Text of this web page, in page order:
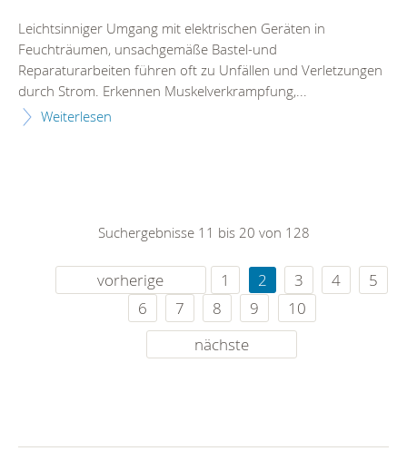
Leichtsinniger Umgang mit elektrischen Geräten in
Feuchträumen, unsachgemäße Bastel-und
Reparaturarbeiten führen oft zu Unfällen und Verletzungen
durch Strom. Erkennen Muskelverkrampfung,...
Weiterlesen
Suchergebnisse 11 bis 20 von 128
vorherige 1 2 3 4
5
6
7 8 9
10
nächste